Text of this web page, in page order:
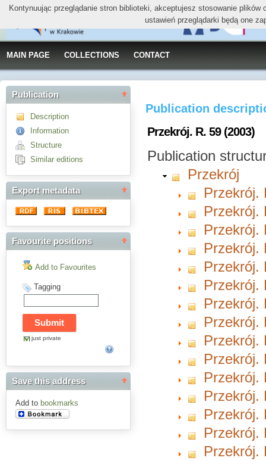
MAIN PAGE COLLECTIONS CONTACT
Publication
Description
Information
Structure
Similar editions
Export metadata
Favourite positions
Add to Favourites
Tagging
just private
Save this address
Add to bookmarks
Publication
Przekrój. R. 59 (2003)
Publication
Przekrój
Przekrój.
Przekrój.
Przekrój.
Przekrój.
Przekrój.
Przekrój.
Przekrój.
Przekrój.
Przekrój.
Przekrój.
Przekrój.
Przekrój.
Przekrój.
Przekrój.
Przekrój.
Kontynuując przeglądanie stron biblioteki, akceptujesz stosowanie
ustawień przeglądarki będą one